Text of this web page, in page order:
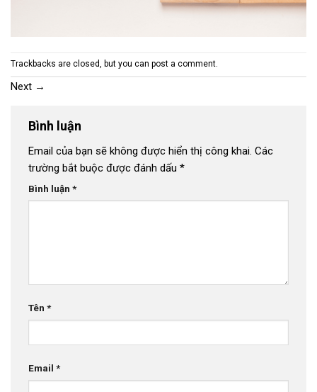
Trackbacks are closed, but you can post a comment.
Next →
Bình luận
Email của bạn sẽ không được hiển thị công khai. Các
trường bắt buộc được đánh dấu *
Bình luận *
Tên *
Email *